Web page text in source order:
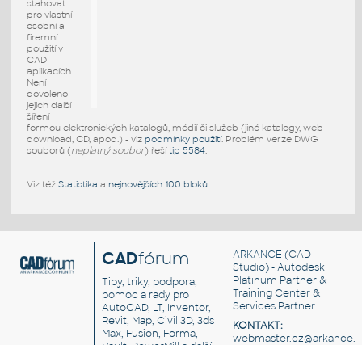
stahovat
pro vlastní
osobní a
firemní
použití v
CAD
aplikacích.
Není
dovoleno
jejich další
šíření
formou elektronických katalogů, médií či služeb (jiné katalogy, web
download, CD, apod.) - viz podmínky použití. Problém verze DWG
souborů (neplatný soubor) řešítip 5584.
Viz též Statistika a nejnovějších 100 bloků.
CADfórum
Tipy, triky, podpora,
pomoc a rady pro
AutoCAD, LT, Inventor,
Revit, Map, Civil 3D, 3ds
Max, Fusion, Forma,
ARKANCE (CAD
Studio) - Autodesk
Platinum Partner &
Training Center &
Services Partner
KONTAKT: